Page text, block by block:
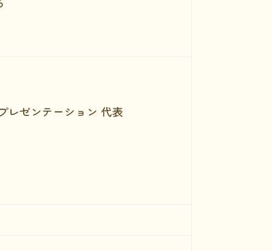
レゼンテーション 代表